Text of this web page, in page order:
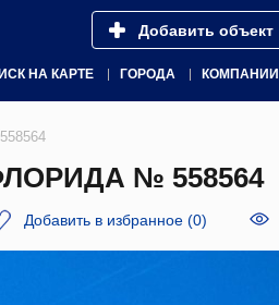
Добавить объект
НА КАРТЕ ГОРОДА КОМПАНИИ
№ 558564
Добавить в избранное (0)